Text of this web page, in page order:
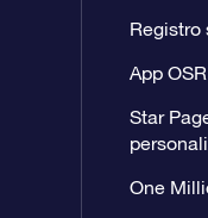
Registro
App
Star
One